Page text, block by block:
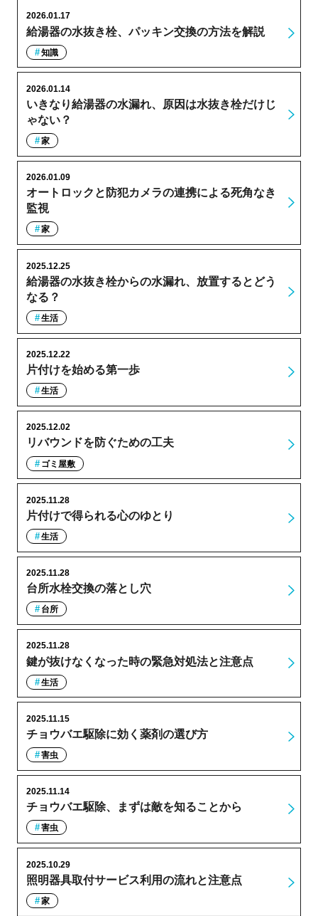
給湯器の水抜き栓、パッキン交換の方法を解説
2026.01.17
知識
いきなり給湯器の水漏れ、原因は水抜き栓だけじ
ゃない？
2026.01.14
家
オートロックと防犯カメラの連携による死角なき
監視
2026.01.09
家
給湯器の水抜き栓からの水漏れ、放置するとどう
なる？
2025.12.25
生活
片付けを始める第一歩
2025.12.22
生活
リバウンドを防ぐための工夫
2025.12.02
ゴミ屋敷
片付けで得られる心のゆとり
2025.11.28
生活
台所水栓交換の落とし穴
2025.11.28
台所
鍵が抜けなくなった時の緊急対処法と注意点
2025.11.28
生活
チョウバエ駆除に効く薬剤の選び方
2025.11.15
害虫
チョウバエ駆除、まずは敵を知ることから
2025.11.14
害虫
照明器具取付サービス利用の流れと注意点
2025.10.29
家